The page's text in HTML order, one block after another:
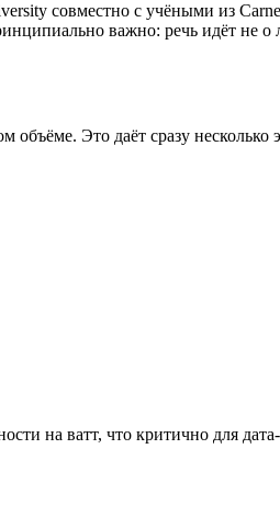
совместно с учёными из
важно: речь идёт не о
Это даёт сразу несколько
на ватт, что критично для